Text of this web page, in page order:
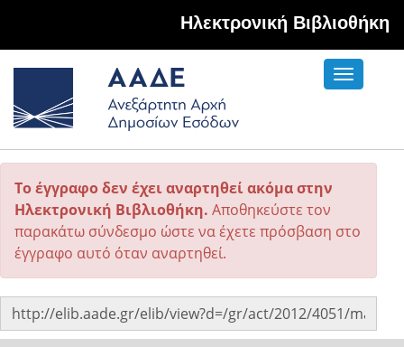
Hλεκτρονική Βιβλιοθήκη
Toggle
Το έγγραφο δεν έχει αναρτηθεί ακόμα στην
Ηλεκτρονική Βιβλιοθήκη. Αποθηκεύστε τον
παρακάτω σύνδεσμο ώστε να έχετε πρόσβαση στο
έγγραφο αυτό όταν αναρτηθεί.